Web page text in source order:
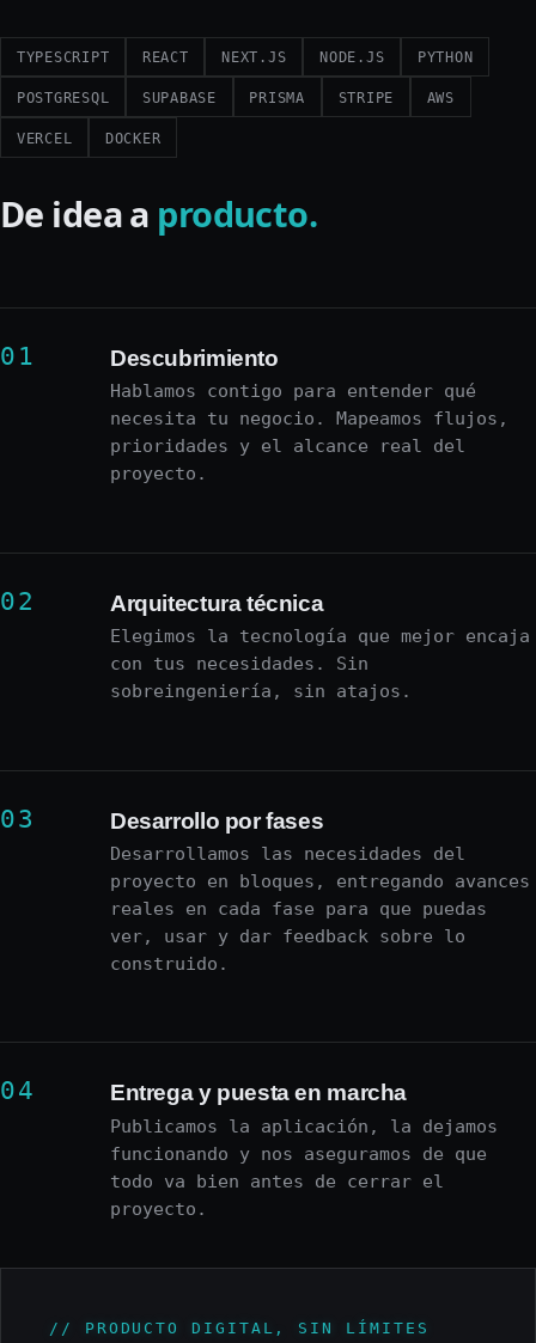
TYPESCRIPT REACT NEXT.JS NODE.JS PYTHON
POSTGRESQL SUPABASE PRISMA STRIPE AWS
VERCEL DOCKER
De idea a producto.
Descubrimiento
Hablamos contigo para entender qué
necesita tu negocio. Mapeamos flujos,
prioridades y el alcance real del
proyecto.
Arquitectura técnica
Elegimos la tecnología que mejor encaja
con tus necesidades. Sin
sobreingeniería, sin atajos.
Desarrollo por fases
Desarrollamos las necesidades del
proyecto en bloques, entregando avances
reales en cada fase para que puedas
ver, usar y dar feedback sobre lo
construido.
Entrega y puesta en marcha
Publicamos la aplicación, la dejamos
funcionando y nos aseguramos de que
todo va bien antes de cerrar el
proyecto.
PRODUCTO DIGITAL, SIN LÍMITES